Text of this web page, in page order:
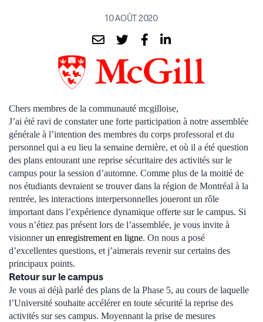
10 AOÛT 2020
Chers membres de la communauté mcgilloise,
J’ai été ravi de constater une forte participation à notre assemblée
générale à l’intention des membres du corps professoral et du
personnel qui a eu lieu la semaine dernière, et où il a été question
des plans entourant une reprise sécuritaire des activités sur le
campus pour la session d’automne. Comme plus de la moitié de
nos étudiants devraient se trouver dans la région de Montréal à la
rentrée, les interactions interpersonnelles joueront un rôle
important dans l’expérience dynamique offerte sur le campus. Si
vous n’étiez pas présent lors de l’assemblée, je vous invite à
visionnerun enregistrement en ligne. On nous a posé
d’excellentes questions, et j’aimerais revenir sur certains des
principaux points.
Retour sur le campus
Je vous ai déjà parlé des plans de la Phase 5, au cours de laquelle
l’Université souhaite accélérer en toute sécurité la reprise des
activités sur ses campus. Moyennant la prise de mesures